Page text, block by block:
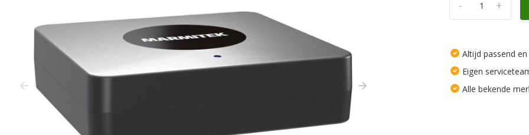
+
-
Altijd passend
Eigen
Alle bekende